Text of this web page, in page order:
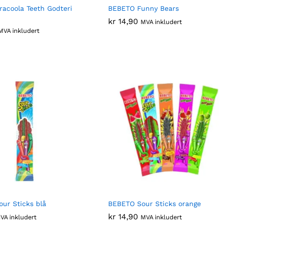
Teeth Godteri
inkludert
BEBETO Funny Bears
kr 14,90 MVA inkludert
kr 14,90
Sticks blå
inkludert
BEBETO Sour Sticks orange
kr 14,90 MVA inkludert
kr 14,90